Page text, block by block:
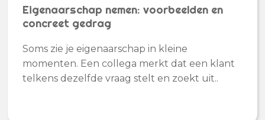
Eigenaarschap nemen: voorbeelden en
concreet gedrag
Soms zie je eigenaarschap in kleine
momenten. Een collega merkt dat een klant
telkens dezelfde vraag stelt en zoekt uit..